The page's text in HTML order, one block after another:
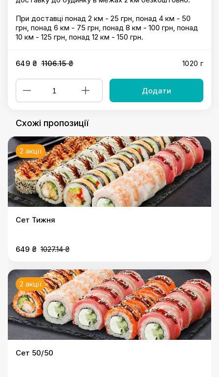
При доставці понад 2 км - 25 грн, понад 4 км - 50
грн, понад 6 км - 75 грн, понад 8 км - 100 грн, понад
10 км - 125 грн, понад 12 км - 150 грн.
649 ₴ 1106.15 ₴ 1020 г
Додати
Схожі пропозиції
2 акції
Сет Тижня
649 ₴ 1027.14 ₴
2 акції
Сет 50/50